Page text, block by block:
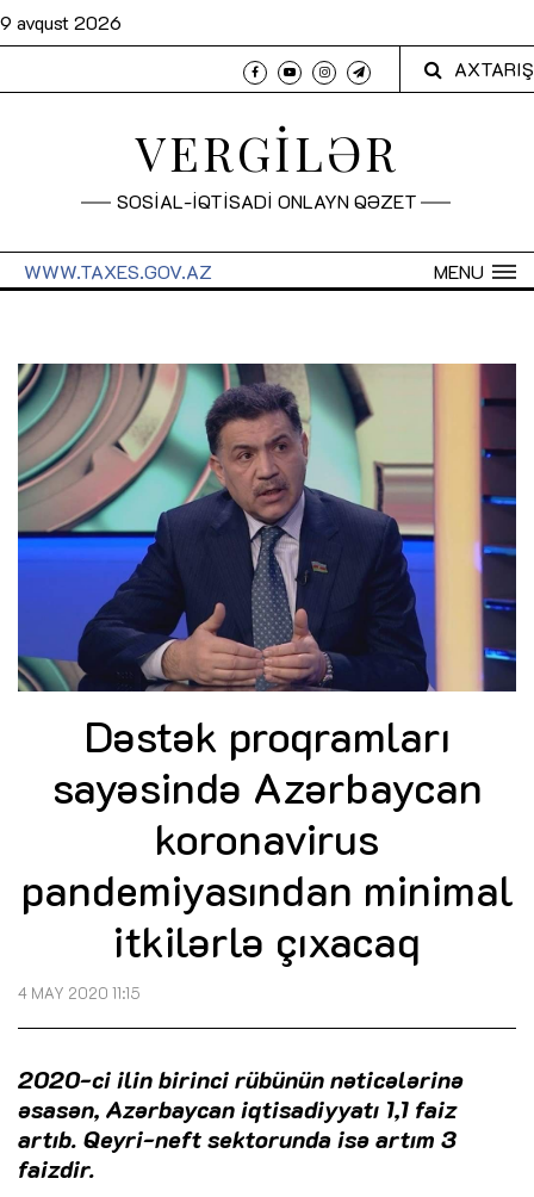
9 avqust 2026
AXTARIŞ
VERGİLƏR
SOSİAL-İQTİSADİ ONLAYN QƏZET
MENU
WWW.TAXES.GOV.AZ
Dəstək proqramları
sayəsində Azərbaycan
koronavirus
pandemiyasından minimal
itkilərlə çıxacaq
4 MAY 2020 11:15
2020-ci ilin birinci rübünün nəticələrinə
əsasən, Azərbaycan iqtisadiyyatı 1,1 faiz
artıb. Qeyri-neft sektorunda isə artım 3
faizdir.